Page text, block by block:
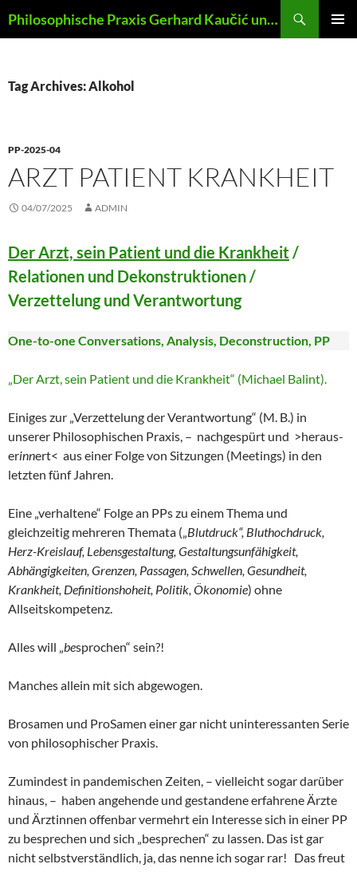
to
Philosophische Praxis Gerhard Kaučić und Anna Lydia Huber
Tag Archives: Alkohol
PP-2025-04
ARZT PATIENT KRANKHEIT
04/07/2025 ADMIN
Der Arzt, sein Patient und die Krankheit/
Relationen und Dekonstruktionen /
Verzettelung und Verantwortung
One-to-one Conversations, Analysis, Deconstruction, PP
„Der Arzt, sein Patient und die Krankheit“ (Michael Balint).
Einiges zur „Verzettelung der Verantwortung“ (M. B.) in
unserer Philosophischen Praxis, – nachgespürt und >heraus-
erinnert< aus einer Folge von Sitzungen (Meetings) in den
letzten fünf Jahren.
Eine „verhaltene“ Folge an PPs zu einem Thema und
gleichzeitig mehreren Themata („Blutdruck“, Bluthochdruck,
Herz-Kreislauf, Lebensgestaltung, Gestaltungsunfähigkeit,
Abhängigkeiten, Grenzen, Passagen, Schwellen, Gesundheit,
Krankheit, Definitionshoheit, Politik, Ökonomie) ohne
Allseitskompetenz.
Alles will „besprochen“ sein?!
Manches allein mit sich abgewogen.
Brosamen und ProSamen einer gar nicht uninteressanten Serie
von philosophischer Praxis.
Zumindest in pandemischen Zeiten, – vielleicht sogar darüber
hinaus, – haben angehende und gestandene erfahrene Ärzte
und Ärztinnen offenbar vermehrt ein Interesse sich in einer PP
zu besprechen und sich „besprechen“ zu lassen. Das ist gar
nicht selbstverständlich, ja, das nenne ich sogar rar! Das freut